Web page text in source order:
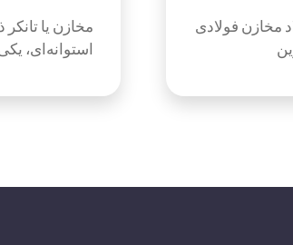
مخازن فولادی
مخازن یا
استوانه‌ای،